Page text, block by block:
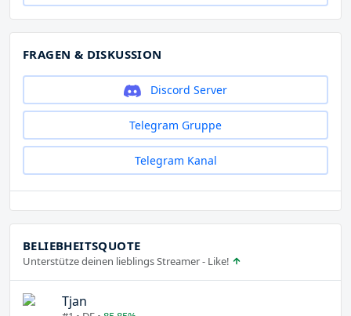
FRAGEN & DISKUSSION
Discord Server
Telegram Gruppe
Telegram Kanal
BELIEBHEITSQUOTE
Unterstütze deinen lieblings Streamer - Like!
Tjan